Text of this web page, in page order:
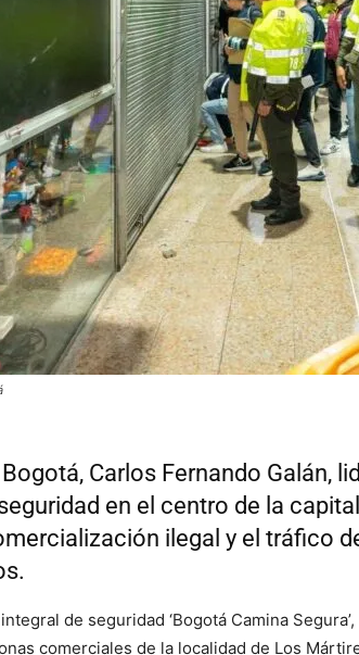
Carlos Fernando Galán,
en el centro de la
ilegal y el tráfico
de seguridad ‘Bogotá Camina
comerciales de la localidad de Los